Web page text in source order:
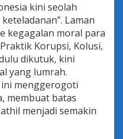
kini seolah
Laman
kegagalan moral para
Korupsi, Kolusi,
dikutuk, kini
yang lumrah.
menggerogoti
membuat batas
menjadi semakin